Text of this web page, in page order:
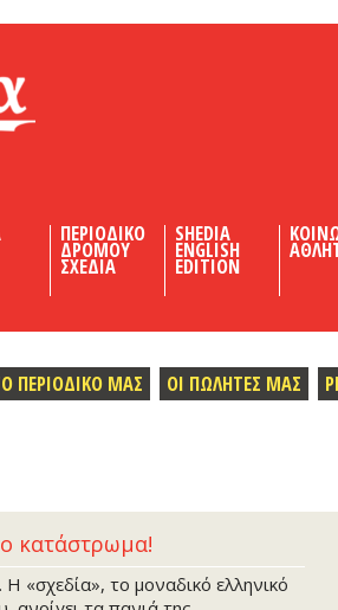
ΠΕΡΙΟΔΙΚΟ
ΔΡΟΜΟΥ
ΣΧΕΔΙΑ
SHEDIA
ENGLISH
EDITION
ΠΕΡΙΟΔΙΚΟ ΜΑΣ ΟΙ ΠΩΛΗΤΕΣ ΜΑΣ
κατάστρωμα!
Η «σχεδία», το μοναδικό ελληνικό